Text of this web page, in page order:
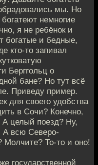
мы. Но
немногие
я не ребёнок и
богатые и бедные,
кто-то запивал
Берггольц о
бане? Но тут всё
Приведу пример.
для своего удобства
в Сочи? Конечно,
А целый поезд? Ну,
А всю Северо-
Молчите? То-то и оно!
государственной